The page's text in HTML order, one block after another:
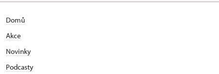
Domů
Akce
Novinky
Podcasty